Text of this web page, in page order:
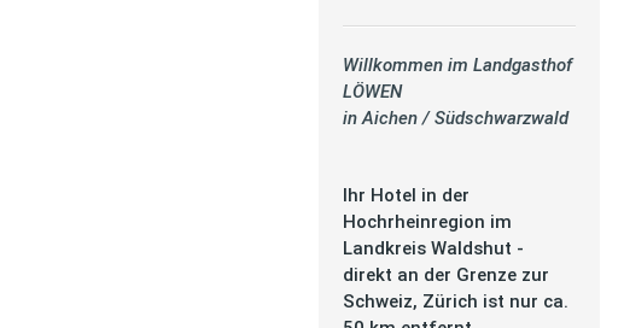
Willkommen im Landgasthof
LÖWEN
in Aichen / Südschwarzwald
Ihr Hotel in der
Hochrheinregion im
Landkreis Waldshut -
direkt an der Grenze zur
Schweiz, Zürich ist nur ca.